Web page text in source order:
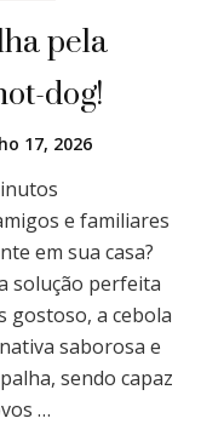
pela
dog!
17, 2026
e familiares
em sua casa?
solução perfeita
gostoso, a cebola
saborosa e
sendo capaz
…